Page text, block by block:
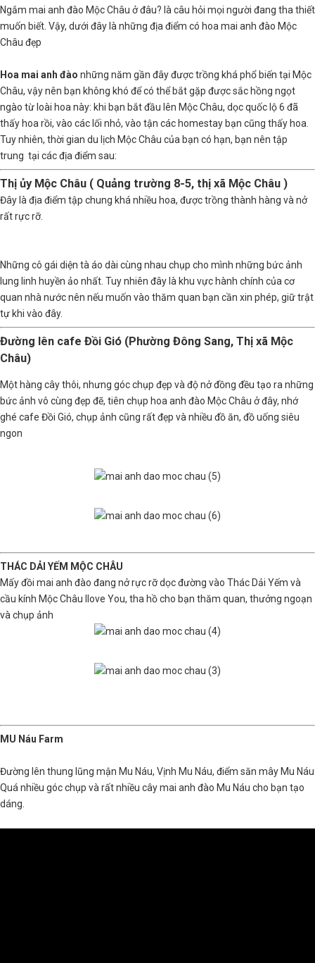
Ngắm mai anh đào Mộc Châu ở đâu? là câu hỏi mọi người đang tha thiết
muốn biết. Vậy, dưới đây là những địa điểm có hoa mai anh đào Mộc
Châu đẹp
Hoa mai anh đào những năm gần đây được trồng khá phổ biến tại Mộc
Châu, vậy nên bạn không khó để có thể bắt gặp được sắc hồng ngọt
ngào từ loài hoa này: khi bạn bắt đầu lên Mộc Châu, dọc quốc lộ 6 đã
thấy hoa rồi, vào các lối nhỏ, vào tận các homestay bạn cũng thấy hoa.
Tuy nhiên, thời gian du lịch Mộc Châu của bạn có hạn, bạn nên tập
trung tại các địa điểm sau:
Thị ủy Mộc Châu ( Quảng trường 8-5, thị xã Mộc Châu )
Đây là địa điểm tập chung khá nhiều hoa, được trồng thành hàng và nở
rất rực rỡ.
Những cô gái diện tà áo dài cùng nhau chụp cho mình những bức ảnh
lung linh huyền ảo nhất. Tuy nhiên đây là khu vực hành chính của cơ
quan nhà nước nên nếu muốn vào thăm quan bạn cần xin phép, giữ trật
tự khi vào đây.
Đường lên cafe Đồi Gió (Phường Đông Sang, Thị xã Mộc
Châu)
Một hàng cây thôi, nhưng góc chụp đẹp và độ nở đồng đều tạo ra những
bức ảnh vô cùng đẹp đẽ, tiên chụp hoa anh đào Mộc Châu ở đây, nhớ
ghé cafe Đồi Gió, chụp ảnh cũng rất đẹp và nhiều đồ ăn, đồ uống siêu
ngon
THÁC DẢI YẾM MỘC CHÂU
Mấy đồi mai anh đào đang nở rực rỡ dọc đường vào Thác Dải Yếm và
cầu kính Mộc Châu Ilove You, tha hồ cho bạn thăm quan, thưởng ngoạn
và chụp ảnh
MU Náu Farm
Đường lên thung lũng mận Mu Náu, Vịnh Mu Náu, điểm săn mây Mu Náu
Quá nhiều góc chụp và rất nhiều cây mai anh đào Mu Náu cho bạn tạo
dáng.